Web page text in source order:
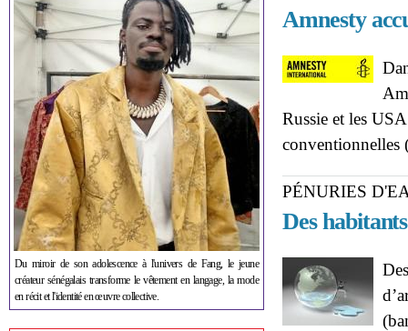
Du miroir de son adolescence à l'univers de Fang, le jeune
créateur sénégalais transforme le vêtement en langage, la mode
en récit et l'identité en œuvre collective.
Amnesty
Russie et les
PÉNURIES
Des